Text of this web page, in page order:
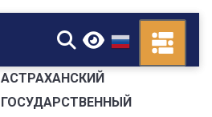
▼
АСТРАХАНСКИЙ
ГОСУДАРСТВЕННЫЙ